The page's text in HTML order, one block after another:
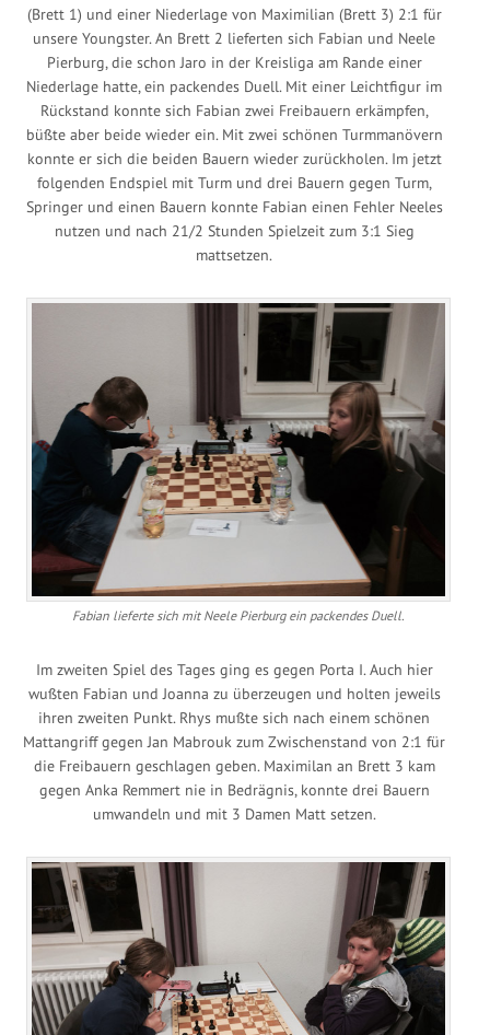
(Brett 1) und einer Niederlage von Maximilian (Brett 3) 2:1 für
unsere Youngster. An Brett 2 lieferten sich Fabian und Neele
Pierburg, die schon Jaro in der Kreisliga am Rande einer
Niederlage hatte, ein packendes Duell. Mit einer Leichtfigur im
Rückstand konnte sich Fabian zwei Freibauern erkämpfen,
büßte aber beide wieder ein. Mit zwei schönen Turmmanövern
konnte er sich die beiden Bauern wieder zurückholen. Im jetzt
folgenden Endspiel mit Turm und drei Bauern gegen Turm,
Springer und einen Bauern konnte Fabian einen Fehler Neeles
nutzen und nach 21/2 Stunden Spielzeit zum 3:1 Sieg
mattsetzen.
Fabian lieferte sich mit Neele Pierburg ein packendes Duell.
Im zweiten Spiel des Tages ging es gegen Porta I. Auch hier
wußten Fabian und Joanna zu überzeugen und holten jeweils
ihren zweiten Punkt. Rhys mußte sich nach einem schönen
Mattangriff gegen Jan Mabrouk zum Zwischenstand von 2:1 für
die Freibauern geschlagen geben. Maximilan an Brett 3 kam
gegen Anka Remmert nie in Bedrägnis, konnte drei Bauern
umwandeln und mit 3 Damen Matt setzen.